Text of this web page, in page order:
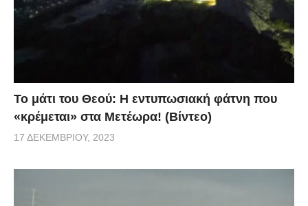
Το μάτι του Θεού: Η εντυπωσιακή φάτνη που
«κρέμεται» στα Μετέωρα! (Βίντεο)
17 ΔΕΚΕΜΒΡΊΟΥ, 2023